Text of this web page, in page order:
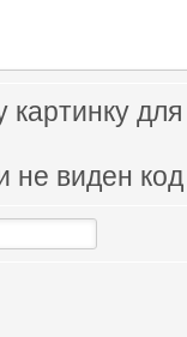
не виден код